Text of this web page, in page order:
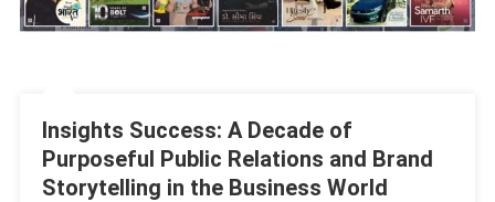
Insights Success: A Decade of
Purposeful Public Relations and Brand
Storytelling in the Business World